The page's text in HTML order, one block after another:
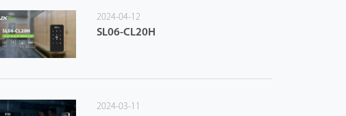
2024-04-12
SL06-CL20H
2024-03-11